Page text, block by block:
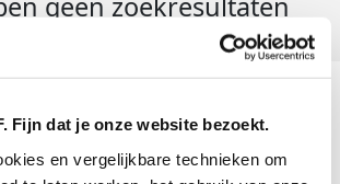
Fijn dat je onze website bezoekt.
en vergelijkbare technieken om